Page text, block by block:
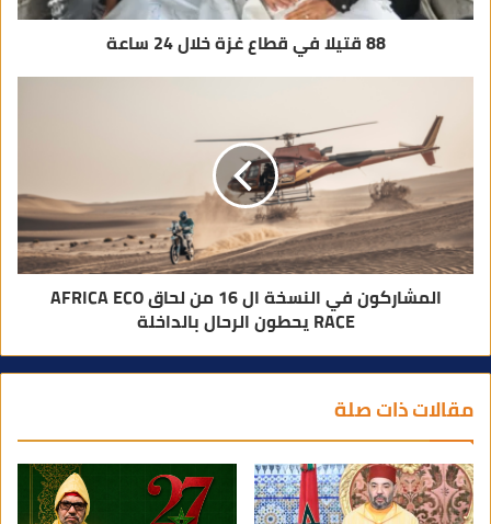
88 قتيلا في قطاع غزة خلال 24 ساعة
المشاركون في النسخة ال 16 من لحاق AFRICA ECO
RACE يحطون الرحال بالداخلة
مقالات ذات صلة